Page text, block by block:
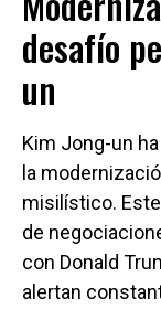
desafío
un
Kim Jong-un
la
misilístico.
de
con Donald
alertan